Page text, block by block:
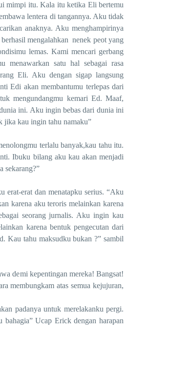
itu. Kala itu ketika Eli bertemu
lentera di tangannya. Aku tidak
anaknya. Aku menghampirinya
mengalahkan nenek peot yang
lemas. Kami mencari gerbang
menawarkan satu hal sebagai rasa
Eli. Aku dengan sigap langsung
Edi akan membantumu terlepas dari
mengundangmu kemari Ed. Maaf,
ini. Aku ingin bebas dari dunia ini
jika kau ingin tahu namaku”
terlalu banyak,kau tahu itu.
Ibuku bilang aku kau akan menjadi
sekarang?”
erat dan menatapku serius. “Aku
karena aku teroris melainkan karena
seorang jurnalis. Aku ingin kau
karena bentuk pengecutan dari
Kau tahu maksudku bukan ?” sambil
demi kepentingan mereka! Bangsat!
membungkam atas semua kejujuran,
padanya untuk merelakanku pergi.
Ucap Erick dengan harapan